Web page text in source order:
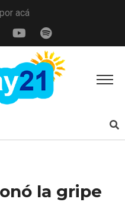
acá
la gripe